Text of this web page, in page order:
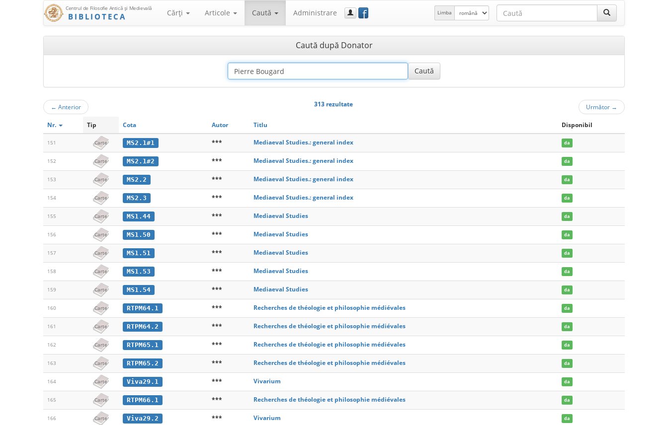
Centrul de Filosofie Antică şi Medievală
BIBLIOTECA Cărţi Articole Caută Administrare f Limba
Caută după Donator
← Anterior 313 rezultate Următor →
Nr. Tip Cota Autor Titlu Disponibil
151 Carte MS2.1#1 *** Mediaeval Studies.: general index da
152 Carte MS2.1#2 *** Mediaeval Studies.: general index da
153 Carte MS2.2 *** Mediaeval Studies.: general index da
154 Carte MS2.3 *** Mediaeval Studies.: general index da
155 Carte MS1.44 *** Mediaeval Studies da
156 Carte MS1.50 *** Mediaeval Studies da
157 Carte MS1.51 *** Mediaeval Studies da
158 Carte MS1.53 *** Mediaeval Studies da
159 Carte MS1.54 *** Mediaeval Studies da
160 Carte RTPM64.1 *** Recherches de théologie et philosophie médiévales da
161 Carte RTPM64.2 *** Recherches de théologie et philosophie médiévales da
162 Carte RTPM65.1 *** Recherches de théologie et philosophie médiévales da
163 Carte RTPM65.2 *** Recherches de théologie et philosophie médiévales da
164 Carte Viva29.1 *** Vivarium da
165 Carte RTPM66.1 *** Recherches de théologie et philosophie médiévales da
166 Carte Viva29.2 *** Vivarium da